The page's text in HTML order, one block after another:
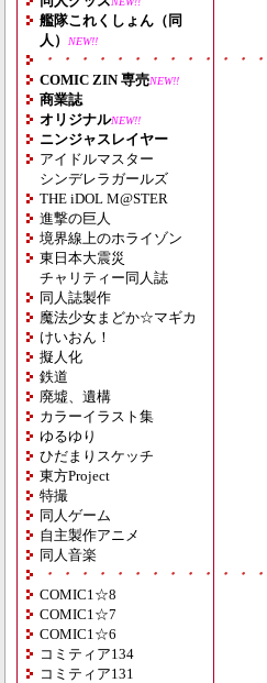
艦隊これくしょん（同
人）
NEW!!
・・・・・・・・・・・・
COMIC ZIN 専売NEW!!
商業誌
オリジナルNEW!!
ニンジャスレイヤー
アイドルマスター
シンデレラガールズ
THE iDOL M@STER
進撃の巨人
境界線上のホライゾン
東日本大震災
チャリティー同人誌
同人誌製作
魔法少女まどか☆マギカ
けいおん！
擬人化
鉄道
廃墟、遺構
カラーイラスト集
ゆるゆり
ひだまりスケッチ
東方Project
特撮
同人ゲーム
自主製作アニメ
同人音楽
・・・・・・・・・・・・
COMIC1☆8
COMIC1☆7
COMIC1☆6
コミティア134
コミティア131